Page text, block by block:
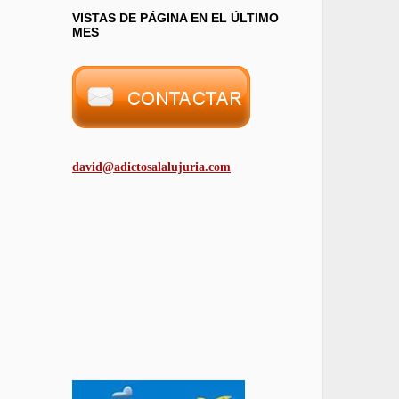
VISTAS DE PÁGINA EN EL ÚLTIMO
MES
david@adictosalalujuria.com